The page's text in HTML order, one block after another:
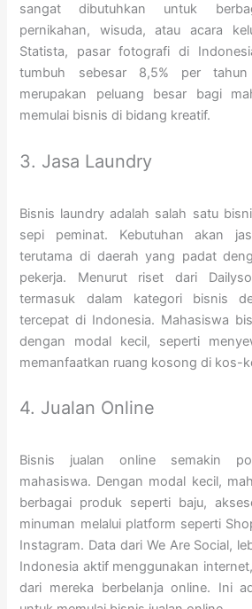
sangat dibutuhkan untuk
pernikahan, wisuda, atau acara
Statista, pasar fotografi di
tumbuh sebesar 8,5% per
merupakan peluang besar bagi
memulai bisnis di bidang kreatif.
3. Jasa Laundry
Bisnis laundry adalah salah satu
sepi peminat. Kebutuhan akan
terutama di daerah yang padat
pekerja. Menurut riset dari
termasuk dalam kategori bisnis
tercepat di Indonesia. Mahasiswa
dengan modal kecil, seperti
memanfaatkan ruang kosong di kos-
4. Jualan Online
Bisnis jualan online semakin
mahasiswa. Dengan modal kecil,
berbagai produk seperti baju,
minuman melalui platform seperti
Instagram. Data dari We Are Social,
Indonesia aktif menggunakan
dari mereka berbelanja online. Ini